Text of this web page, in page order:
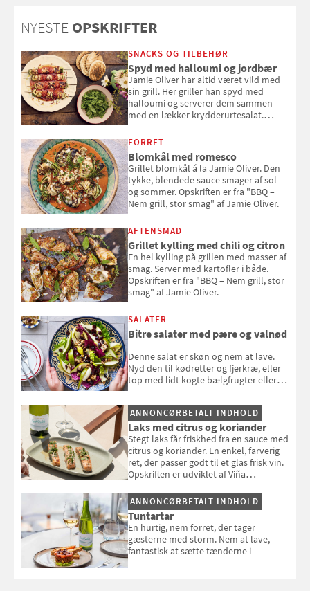
NYESTE OPSKRIFTER
SNACKS OG TILBEHØR
Spyd med halloumi og jordbær
Jamie Oliver har altid været vild med
sin grill. Her griller han spyd med
halloumi og serverer dem sammen
med en lækker krydderurtesalat.
smag" af Jamie Oliver.
FORRET
Blomkål med romesco
Grillet blomkål á la Jamie Oliver. Den
tykke, blendede sauce smager af sol
og sommer. Opskriften er fra "BBQ –
Nem grill, stor smag" af Jamie Oliver.
AFTENSMAD
Grillet kylling med chili og citron
En hel kylling på grillen med masser af
smag. Server med kartofler i både.
Opskriften er fra "BBQ – Nem grill, stor
smag" af Jamie Oliver.
SALATER
Bitre salater med pære og valnød
Denne salat er skøn og nem at lave.
Nyd den til kødretter og fjerkræ, eller
top med lidt kogte bælgfrugter eller
selvstændigt måltid. Opskriften er fra
Louisa Lorangs kogebog "Salat".
ANNONCØRBETALT INDHOLD
Laks med citrus og koriander
Stegt laks får friskhed fra en sauce med
citrus og koriander. En enkel, farverig
ret, der passer godt til et glas frisk vin.
Opskriften er udviklet af Viña
ANNONCØRBETALT INDHOLD
Tuntartar
En hurtig, nem forret, der tager
gæsterne med storm. Nem at lave,
fantastisk at sætte tænderne i